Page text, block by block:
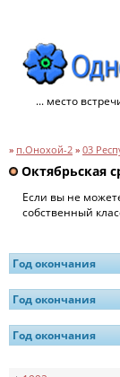
... место
» п.Онохой-2 » 03
Октябрьская
Если вы не
собственный
Год окончания
Год окончания
Год окончания